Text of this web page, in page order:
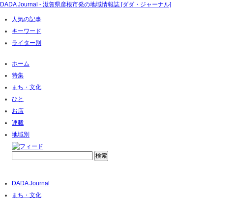
DADA Journal - 滋賀県彦根市発の地域情報誌 [ダダ・ジャーナル]
人気の記事
キーワード
ライター別
ホーム
特集
まち・文化
ひと
お店
連載
地域別
DADA Journal
まち・文化